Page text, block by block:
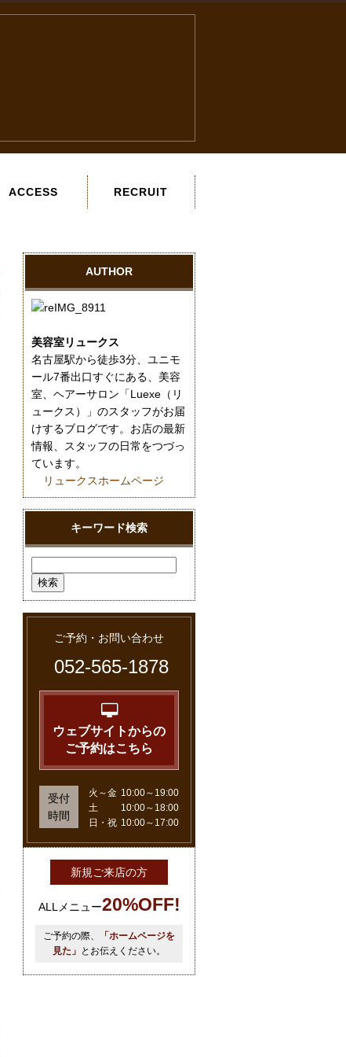
ACCESS RECRUIT
AUTHOR
美容室リュークス
名古屋駅から徒歩3分、ユニモ
ール7番出口すぐにある、美容
室、ヘアーサロン「Luexe（リ
ュークス）」のスタッフがお届
けするブログです。お店の最新
情報、スタッフの日常をつづっ
ています。
リュークスホームページ
キーワード検索
ご予約・お問い合わせ
052-565-1878
ウェブサイトからの
ご予約はこちら
受付
時間
火～金 10:00～19:00
土
10:00～18:00
日・祝 10:00～17:00
新規ご来店の方
ALLメニュー20%OFF!
ご予約の際、
「ホームページを
見た」 とお伝えください。